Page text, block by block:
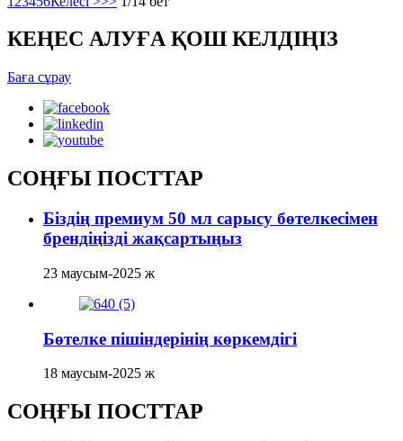
КЕҢЕС АЛУҒА ҚОШ КЕЛДІҢІЗ
Баға сұрау
СОҢҒЫ ПОСТТАР
Біздің премиум 50 мл сарысу бөтелкесімен
брендіңізді жақсартыңыз
23 маусым-2025 ж
Бөтелке пішіндерінің көркемдігі
18 маусым-2025 ж
СОҢҒЫ ПОСТТАР